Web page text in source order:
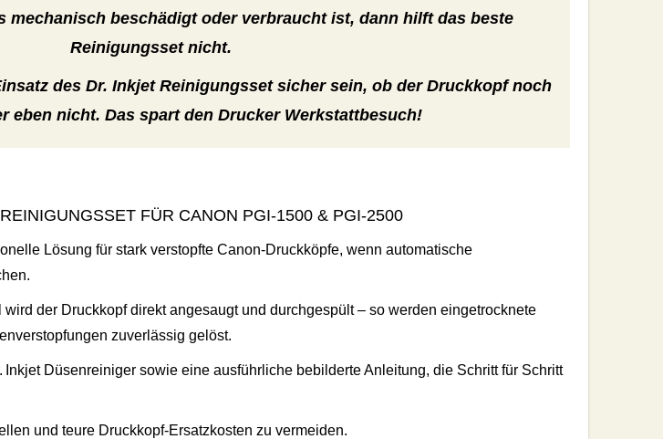
mechanisch beschädigt oder verbraucht ist, dann hilft das beste
Reinigungsset nicht.
des Dr. Inkjet Reinigungsset sicher sein, ob der Druckkopf noch
eben nicht. Das spart den Drucker Werkstattbesuch!
FÜR CANON PGI‑1500 & PGI-2500
Lösung für stark verstopfte Canon‑Druckköpfe, wenn automatische
wird der Druckkopf direkt angesaugt und durchgespült – so werden eingetrocknete
zuverlässig gelöst.
Inkjet Düsenreiniger sowie eine ausführliche bebilderte Anleitung, die Schritt für Schritt
und teure Druckkopf‑Ersatzkosten zu vermeiden.